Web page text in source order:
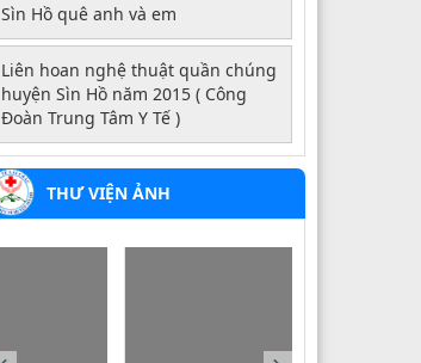
Sìn Hồ quê anh và em
Liên hoan nghệ thuật quần chúng
huyện Sìn Hồ năm 2015 ( Công
Đoàn Trung Tâm Y Tế )
THƯ VIỆN ẢNH